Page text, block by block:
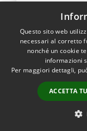
Indirizzo
Ospedale
LEGGI DI PIÙ
Ospedale
Questo sito web
necessari al corretto
nonché un cookie
informazioni
Per maggiori dettagli,
ACCETTA